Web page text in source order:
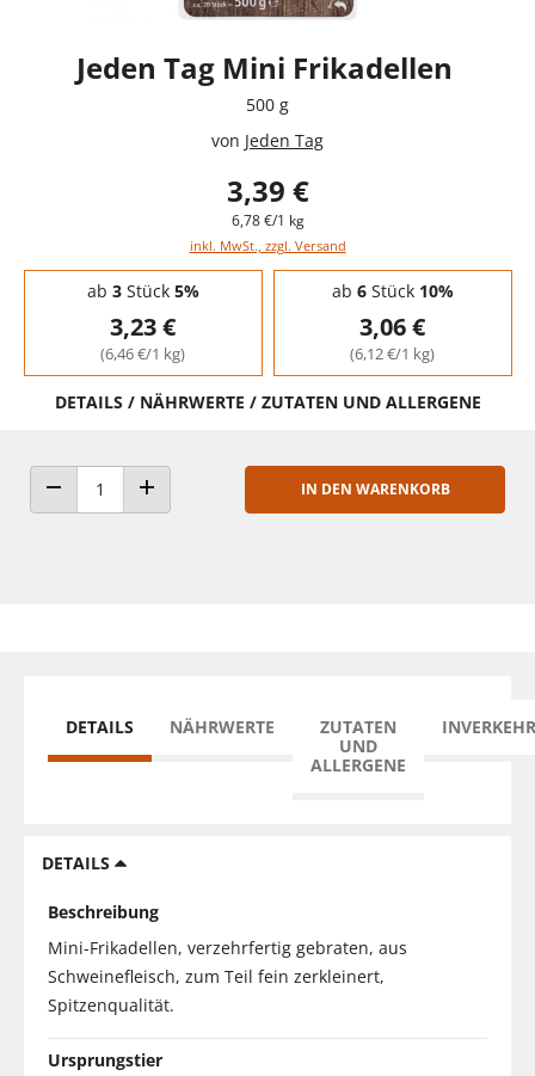
Jeden Tag Mini Frikadellen
500 g
von Jeden Tag
3,39 €
6,78 €/1 kg
inkl. MwSt., zzgl. Versand
Staffelpreise - Mengenrabatt
ab 3Stück 5%
3,23 €
(6,46 €/1 kg)
ab 6Stück 10%
3,06 €
(6,12 €/1 kg)
DETAILS / NÄHRWERTE / ZUTATEN UND ALLERGENE
ANZAHL VERRINGERNANZAHL ERHÖHEN
IN DEN WARENKORB
DETAILS NÄHRWERTE
ZUTATEN
UND
ALLERGENE
DETAILS
Beschreibung
Mini-Frikadellen, verzehrfertig gebraten, aus
Schweinefleisch, zum Teil fein zerkleinert,
Spitzenqualität.
Ursprungstier